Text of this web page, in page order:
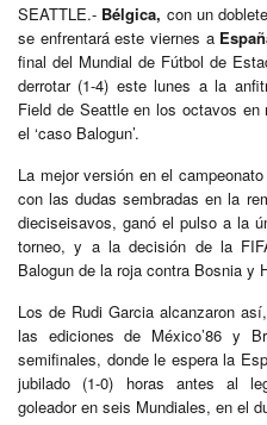
SEATTLE.- Bélgica, con un
se enfrentará este viernes a
final del Mundial de Fútbol de
derrotar (1-4) este lunes a la
Field de Seattle en los octavos en
el ‘caso Balogun’.
La mejor versión en el
con las dudas sembradas en la
dieciseisavos, ganó el pulso a la
torneo, y a la decisión de la
Balogun de la roja contra Bosnia y
Los de Rudi Garcia alcanzaron
las ediciones de México’86 y
semifinales, donde le espera la
jubilado (1-0) horas antes al
goleador en seis Mundiales, en el